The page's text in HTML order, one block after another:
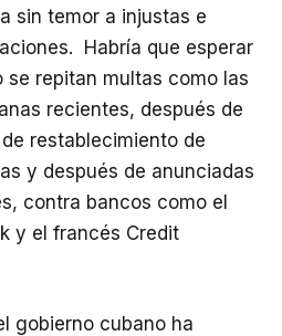
sin temor a injustas e
Habría que esperar
se repitan multas como las
recientes, después de
restablecimiento de
y después de anunciadas
contra bancos como el
y el francés Credit
gobierno cubano ha